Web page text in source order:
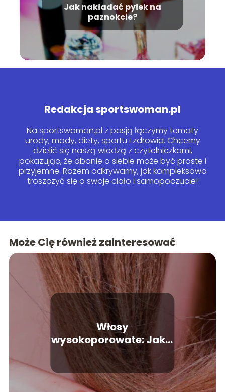
Jak nakładać pyłek na
paznokcie?
Redakcja sportswoman.pl
Na sportswoman.pl z pasją łączymy tematy
urody, mody, diety, sportu i zdrowia. Chcemy
dzielić się naszą wiedzą z czytelniczkami,
pokazując, że dbanie o siebie może być proste i
przyjemne. Razem odkrywamy, jak kompleksowo
troszczyć się o swoje ciało i samopoczucie!
Może Cię również zainteresować
Włosy
wysokoporowate: Jakie
to i jak je rozpoznać?